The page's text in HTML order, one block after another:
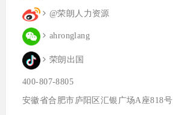
@荣朗人力资源
ahronglang
荣朗出国
400-807-8805
安徽省合肥市庐阳区汇银广场A座818号